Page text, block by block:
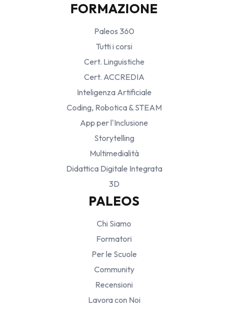
FORMAZIONE
Paleos 360
Tutti i corsi
Cert. Linguistiche
Cert. ACCREDIA
Inteligenza Artificiale
Coding, Robotica & STEAM
App per l'Inclusione
Storytelling
Multimedialità
Didattica Digitale Integrata
3D
PALEOS
Chi Siamo
Formatori
Per le Scuole
Community
Recensioni
Lavora con Noi